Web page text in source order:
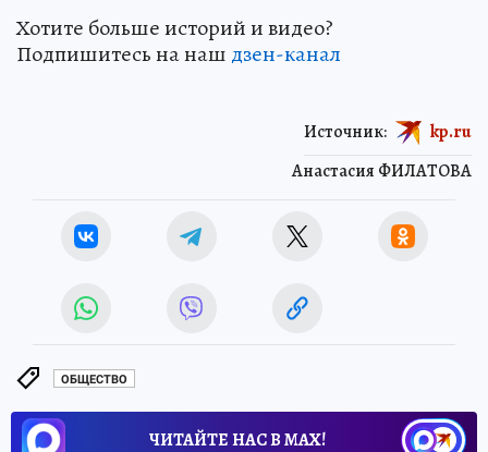
Хотите больше историй и видео?
Подпишитесь на наш дзен-канал
Анастасия ФИЛАТОВА
Источник: kp.ru
ОБЩЕСТВО
ЧИТАЙТЕ НАС В МАХ!